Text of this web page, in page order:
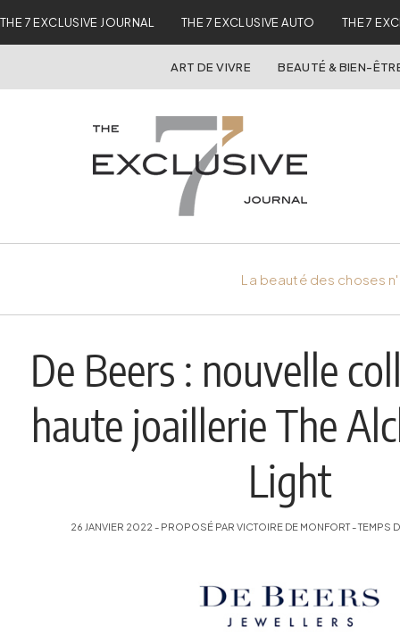
THE 7 EXCLUSIVE JOURNAL THE 7 EXCLUSIVE AUTO THE 7
ART DE VIVRE BEAUTÉ & BIEN-
La beauté des choses
De Beers : nouvelle
haute joaillerie The
Light
26 JANVIER 2022 - PROPOSÉ PAR VICTOIRE DE MONFORT - TEMPS